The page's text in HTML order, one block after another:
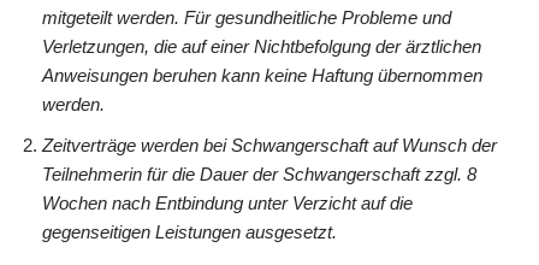
mitgeteilt werden. Für gesundheitliche Probleme und
Verletzungen, die auf einer Nichtbefolgung der ärztlichen
Anweisungen beruhen kann keine Haftung übernommen
werden.
Zeitverträge werden bei Schwangerschaft auf Wunsch der
Teilnehmerin für die Dauer der Schwangerschaft zzgl. 8
Wochen nach Entbindung unter Verzicht auf die
gegenseitigen Leistungen ausgesetzt.